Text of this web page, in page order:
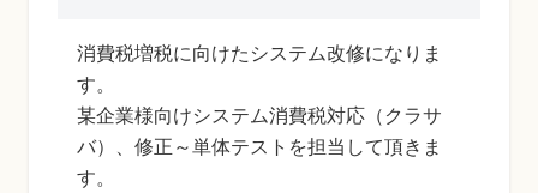
消費税増税に向けたシステム改修になりま
す。
某企業様向けシステム消費税対応（クラサ
バ）、修正～単体テストを担当して頂きま
す。